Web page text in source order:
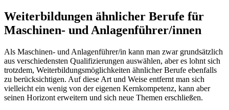
Weiterbildungen ähnlicher Berufe für
Maschinen- und Anlagenführer/innen
Als Maschinen- und Anlagenführer/in kann man zwar grundsätzlich
aus verschiedensten Qualifizierungen auswählen, aber es lohnt sich
trotzdem, Weiterbildungsmöglichkeiten ähnlicher Berufe ebenfalls
zu berücksichtigen. Auf diese Art und Weise entfernt man sich
vielleicht ein wenig von der eigenen Kernkompetenz, kann aber
seinen Horizont erweitern und sich neue Themen erschließen.